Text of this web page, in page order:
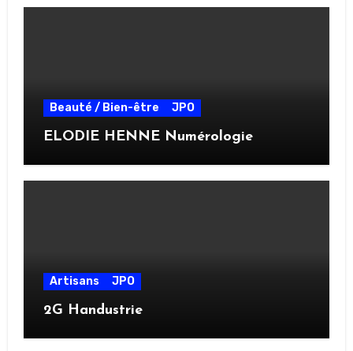
Beauté / Bien-être JPO
ELODIE HENNE Numérologie
Artisans JPO
2G Handustrie